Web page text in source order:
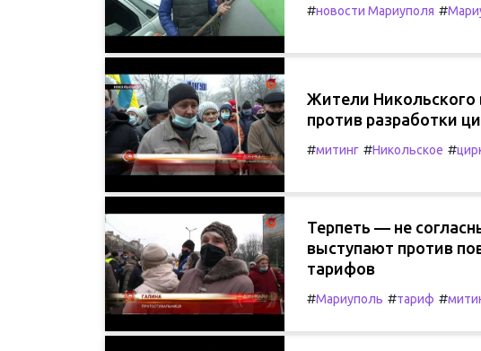
#новости Мариуполя #
Жители
против разработки
#митинг #Никольское #
Терпеть — не
выступают против
тарифов
#Мариуполь #тариф #